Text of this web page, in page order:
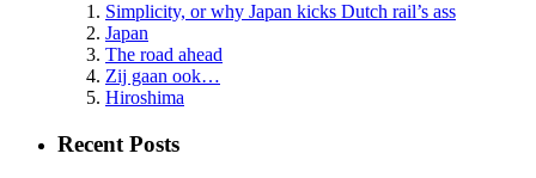
Simplicity, or why Japan kicks Dutch rail’s ass
Japan
The road ahead
Zij gaan ook…
Hiroshima
Recent Posts